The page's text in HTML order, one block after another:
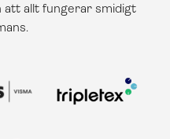
att allt fungerar smidigt